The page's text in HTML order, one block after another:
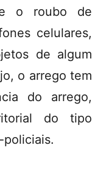
o roubo de
celulares,
de algum
o arrego tem
do arrego,
do tipo
policiais.